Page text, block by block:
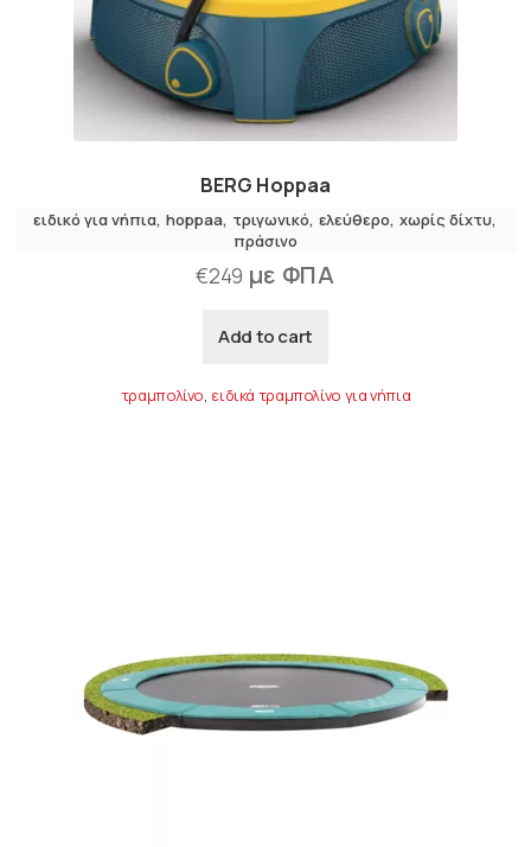
BERG Hoppaa
ειδικό για νήπια hoppaa τριγωνικό ελεύθερο χωρίς δίχτυ
πράσινο
€249 με ΦΠΑ
Add to cart
τραμπολίνο, ειδικά τραμπολίνο για νήπια